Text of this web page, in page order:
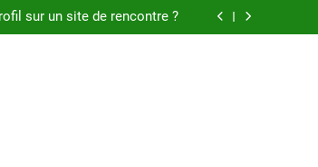
sur un site de rencontre ?
l’achat de LMNP d’occasion